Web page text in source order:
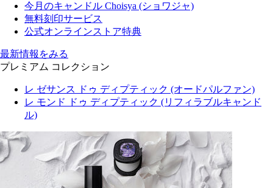
今月のキャンドル Choisya (ショワジャ)
無料刻印サービス
公式オンラインストア特典
最新情報をみる
プレミアム コレクション
レ ゼサンス ドゥ ディプティック (オードパルファン)
レ モンド ドゥ ディプティック (リフィラブルキャンド
ル)